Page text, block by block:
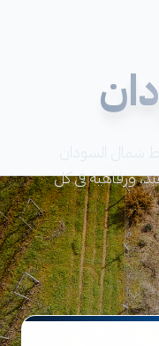
ورفاهية في كل